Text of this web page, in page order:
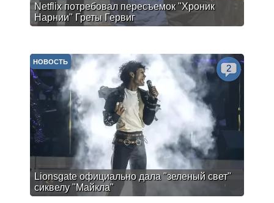
Netflix потребовал пересъемок "Хроник
Нарнии" Греты Гервиг
Lionsgate официально дала "зеленый свет"
сиквелу "Майкла"
НОВОСТЬ
2